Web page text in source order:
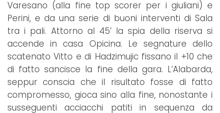
Varesano (alla fine top scorer per i giuliani) e
Perini, e da una serie di buoni interventi di Sala
tra i pali. Attorno al 45’ la spia della riserva si
accende in casa Opicina. Le segnature dello
scatenato Vitto e di Hadzimujic fissano il +10 che
di fatto sancisce la fine della gara. L’Alabarda,
seppur conscia che il risultato fosse di fatto
compromesso, gioca sino alla fine, nonostante i
susseguenti acciacchi patiti in sequenza da